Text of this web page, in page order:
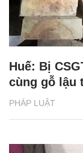
PHÁP LUẬT
Huế: Bị
cùng gỗ lậu